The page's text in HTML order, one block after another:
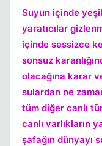
Suyun içinde
yaratıcılar
içinde sessizce
sonsuz
olacağına karar
sulardan ne
tüm diğer canlı
canlı varlıkların
şafağın dünyayı